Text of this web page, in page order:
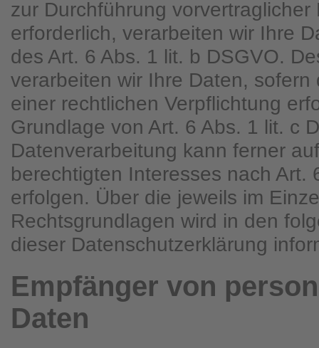
zur Durchführung vorvertraglicher
erforderlich, verarbeiten wir Ihre
des Art. 6 Abs. 1 lit. b DSGVO.
verarbeiten wir Ihre Daten, sofern
einer rechtlichen Verpflichtung
Grundlage von Art. 6 Abs. 1 lit. c
Datenverarbeitung kann ferner
berechtigten Interesses nach Art.
erfolgen. Über die jeweils im
Rechtsgrundlagen wird in den
dieser Datenschutzerklärung
Empfänger von
Daten